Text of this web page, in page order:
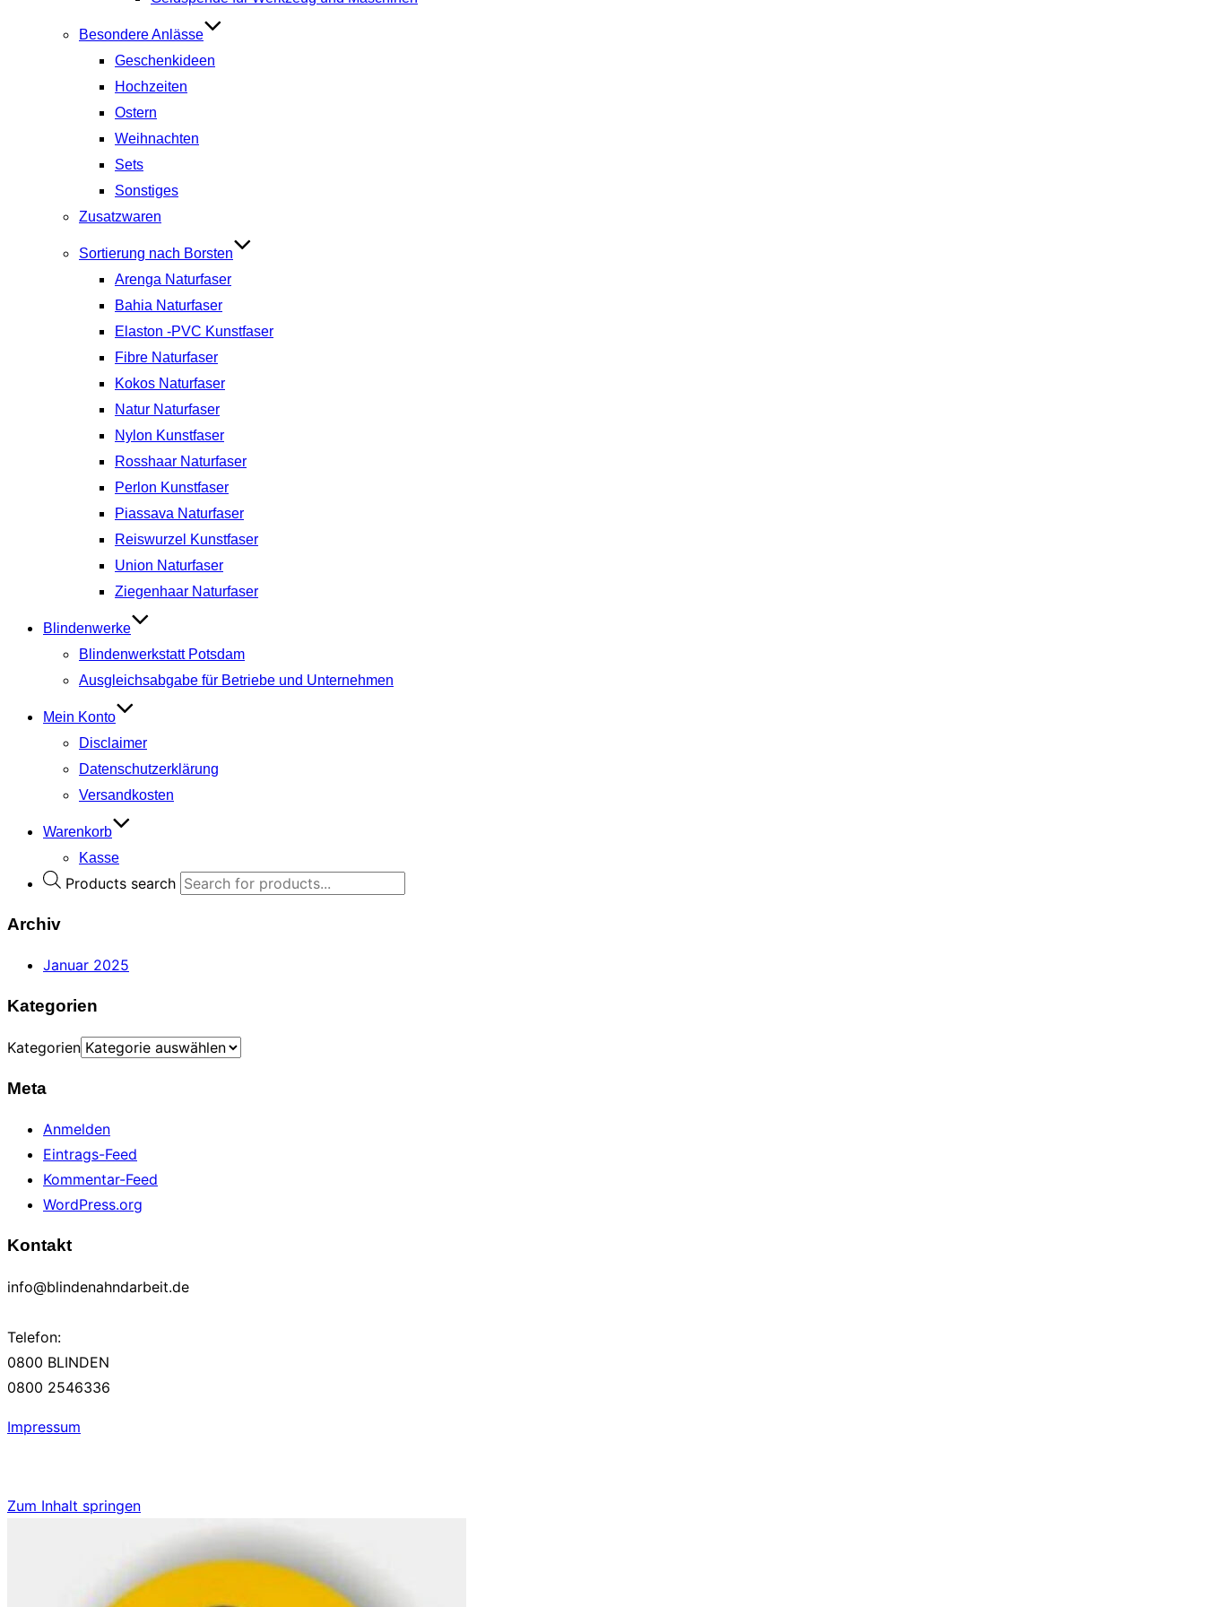
Besondere Anlässe
Geschenkideen
Hochzeiten
Ostern
Weihnachten
Sets
Sonstiges
Zusatzwaren
Sortierung nach Borsten
Arenga Naturfaser
Bahia Naturfaser
Elaston -PVC Kunstfaser
Fibre Naturfaser
Kokos Naturfaser
Natur Naturfaser
Nylon Kunstfaser
Rosshaar Naturfaser
Perlon Kunstfaser
Piassava Naturfaser
Reiswurzel Kunstfaser
Union Naturfaser
Ziegenhaar Naturfaser
Blindenwerke
Blindenwerkstatt Potsdam
Ausgleichsabgabe für Betriebe und Unternehmen
Mein Konto
Disclaimer
Datenschutzerklärung
Versandkosten
Warenkorb
Kasse
Products search
Archiv
Januar 2025
Kategorien
Kategorien
Meta
Anmelden
Eintrags-Feed
Kommentar-Feed
WordPress.org
Kontakt
info@blindenahndarbeit.de
Telefon:
0800 BLINDEN
0800 2546336
Impressum
Zum Inhalt springen